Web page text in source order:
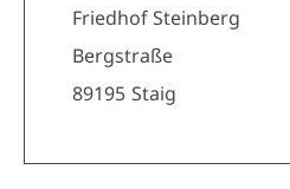
Friedhof Steinberg
Bergstraße
89195 Staig